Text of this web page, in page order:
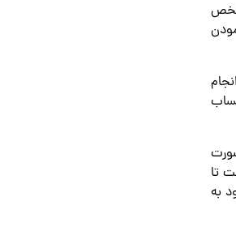
شخص
تا
به